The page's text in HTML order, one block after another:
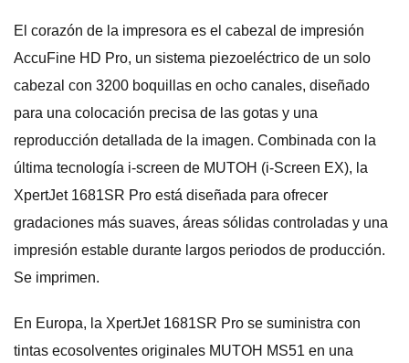
El corazón de la impresora es el cabezal de impresión
AccuFine HD Pro, un sistema piezoeléctrico de un solo
cabezal con 3200 boquillas en ocho canales, diseñado
para una colocación precisa de las gotas y una
reproducción detallada de la imagen. Combinada con la
última tecnología i-screen de MUTOH (i-Screen EX), la
XpertJet 1681SR Pro está diseñada para ofrecer
gradaciones más suaves, áreas sólidas controladas y una
impresión estable durante largos periodos de producción.
Se imprimen.
En Europa, la XpertJet 1681SR Pro se suministra con
tintas ecosolventes originales MUTOH MS51 en una